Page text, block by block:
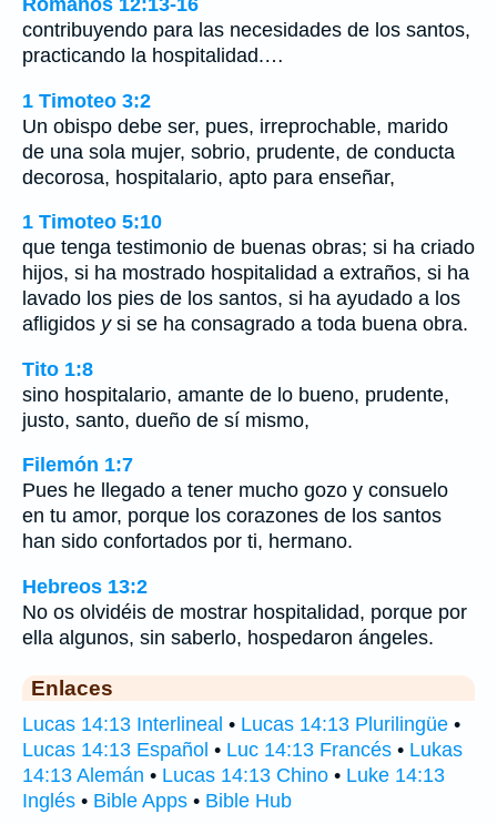
Romanos 12:13-16
contribuyendo para las necesidades de los santos,
practicando la hospitalidad.…
1 Timoteo 3:2
Un obispo debe ser, pues, irreprochable, marido
de una sola mujer, sobrio, prudente, de conducta
decorosa, hospitalario, apto para enseñar,
1 Timoteo 5:10
que tenga testimonio de buenas obras; si ha criado
hijos, si ha mostrado hospitalidad a extraños, si ha
lavado los pies de los santos, si ha ayudado a los
afligidos ysi se ha consagrado a toda buena obra.
Tito 1:8
sino hospitalario, amante de lo bueno, prudente,
justo, santo, dueño de sí mismo,
Filemón 1:7
Pues he llegado a tener mucho gozo y consuelo
en tu amor, porque los corazones de los santos
han sido confortados por ti, hermano.
Hebreos 13:2
No os olvidéis de mostrar hospitalidad, porque por
ella algunos, sin saberlo, hospedaron ángeles.
Enlaces
Lucas 14:13 Interlineal • Lucas 14:13 Plurilingüe •
Lucas 14:13 Español • Luc 14:13 Francés • Lukas
14:13 Alemán • Lucas 14:13 Chino • Luke 14:13
Inglés • Bible Apps • Bible Hub